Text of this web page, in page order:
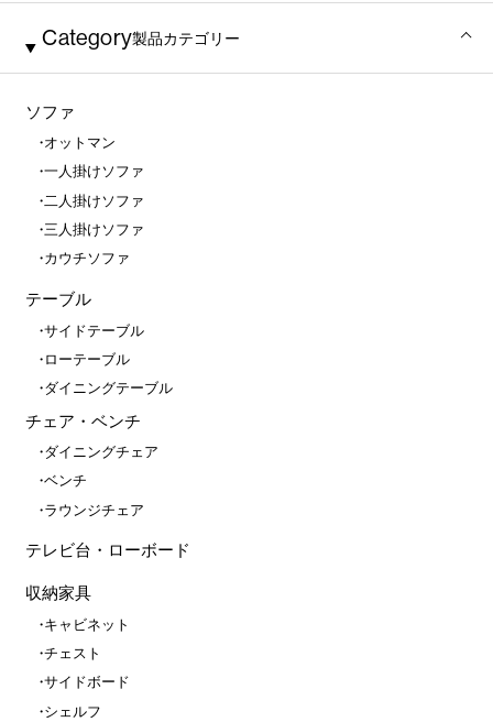
Category製品カテゴリー
ソファ
オットマン
一人掛けソファ
二人掛けソファ
三人掛けソファ
カウチソファ
テーブル
サイドテーブル
ローテーブル
ダイニングテーブル
チェア・ベンチ
ダイニングチェア
ベンチ
ラウンジチェア
テレビ台・ローボード
収納家具
キャビネット
チェスト
サイドボード
シェルフ